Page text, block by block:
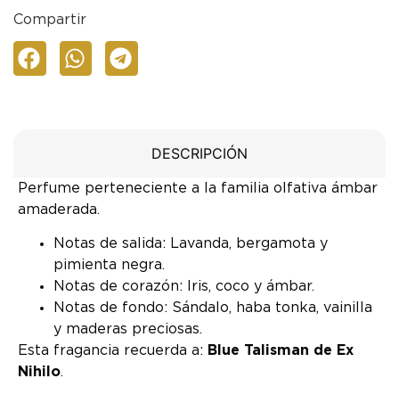
Compartir
DESCRIPCIÓN
Perfume perteneciente a la familia olfativa ámbar
amaderada.
Notas de salida: Lavanda, bergamota y
pimienta negra.
Notas de corazón: Iris, coco y ámbar.
Notas de fondo: Sándalo, haba tonka, vainilla
y maderas preciosas.
Esta fragancia recuerda a: Blue Talisman de Ex
Nihilo.